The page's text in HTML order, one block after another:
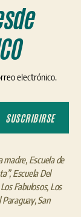
electrónico.
SUSCRIBIRSE
madre, Escuela de
,Escuela Del
Los Fabulosos, Los
Paraguay, San